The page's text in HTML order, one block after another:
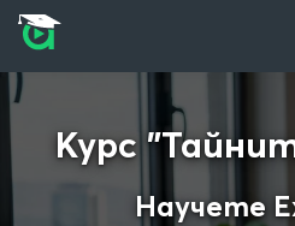
Прескочи към основното
Прескочи към навигацията
Курс
Научете